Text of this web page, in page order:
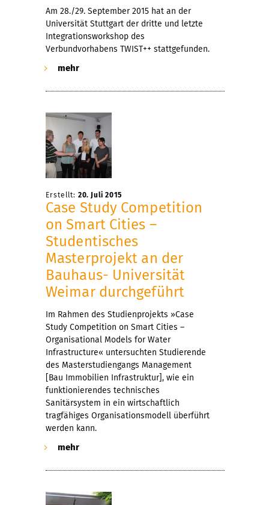
Am 28./29. September 2015 hat an der
Universität Stuttgart der dritte und letzte
Integrationsworkshop des
Verbundvorhabens TWIST++ stattgefunden.
mehr
Erstellt: 20. Juli 2015
Case Study Competition
on Smart Cities –
Studentisches
Masterprojekt an der
Bauhaus- Universität
Weimar durchgeführt
Im Rahmen des Studienprojekts »Case
Study Competition on Smart Cities –
Organisational Models for Water
Infrastructure« untersuchten Studierende
des Masterstudiengangs Management
[Bau Immobilien Infrastruktur], wie ein
funktionierendes technisches
Sanitärsystem in ein wirtschaftlich
tragfähiges Organisationsmodell überführt
werden kann.
mehr